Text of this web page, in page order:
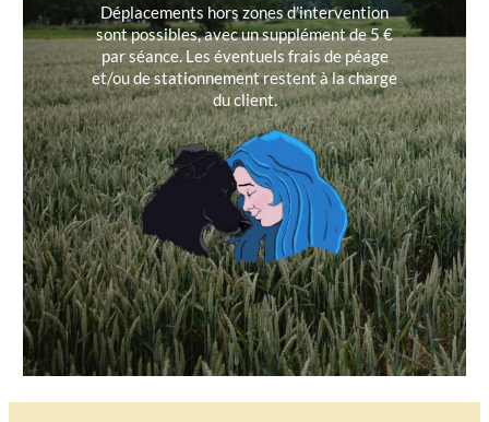
Déplacements hors zones d’intervention
sont possibles, avec un supplément de 5 €
par séance. Les éventuels frais de péage
et/ou de stationnement restent à la charge
du client.